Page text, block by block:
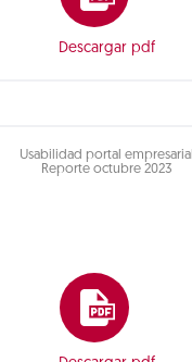
Descargar pdf
Usabilidad portal empresarial
Reporte octubre 2023